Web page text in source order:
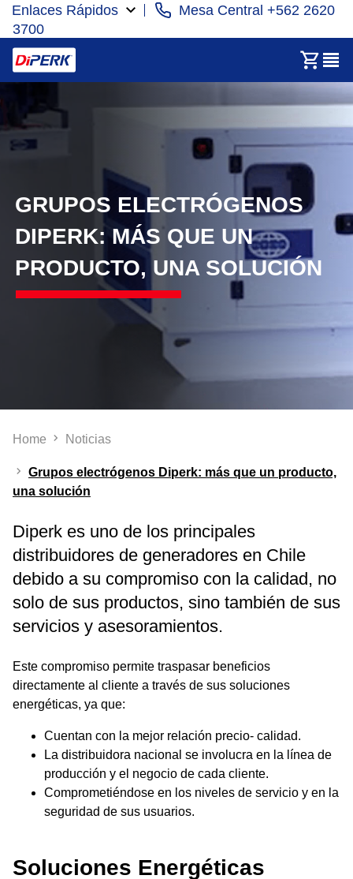
Enlaces Rápidos
Mesa Central +562 2620
3700
GRUPOS ELECTRÓGENOS
DIPERK: MÁS QUE UN
PRODUCTO, UNA SOLUCIÓN
Home Noticias
Grupos electrógenos Diperk: más que un producto,
una solución
Diperk es uno de los principales
distribuidores de generadores en Chile
debido a su compromiso con la calidad, no
solo de sus productos, sino también de sus
servicios y asesoramientos.
Este compromiso permite traspasar beneficios
directamente al cliente a través de sus soluciones
energéticas, ya que:
Cuentan con la mejor relación precio- calidad.
La distribuidora nacional se involucra en la línea de
producción y el negocio de cada cliente.
Comprometiéndose en los niveles de servicio y en la
seguridad de sus usuarios.
Soluciones Energéticas